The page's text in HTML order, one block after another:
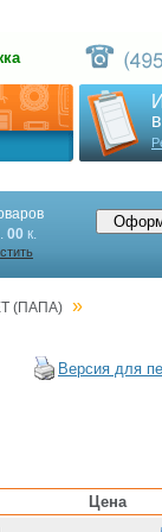
00 к.
(ПАПА) »
Версия для
Цена